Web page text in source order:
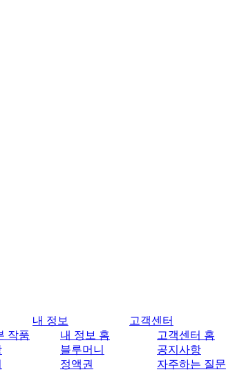
작품
내 정보
내 정보 홈
블루머니
정액권
고객센터
고객센터 홈
공지사항
자주하는 질문